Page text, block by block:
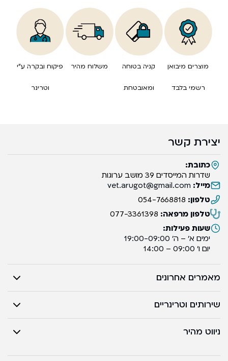
מוצרים מיבואן
רשמי בלבד
קניה בטוחה
ומאובטחת
משלוח מהיר פיקוח ובקרה ע”י
וטרינר
יצירת קשר
כתובת:
שדרות המייסדים 39 מושב ערוגות
מייל: vet.arugot@gmail.com
טלפון: 054-7668818
טלפון מרפאה: 077-3361398
שעות פעילות:
ימים א’ – ה’ 19:00-09:00
יום ו’ 09:00 – 14:00
מאמרים אחרונים
שירותים וטרינריים
ניווט מהיר